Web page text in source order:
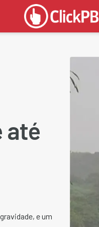
até
e um